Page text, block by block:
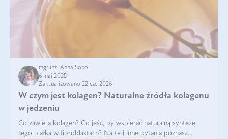
mgr inż. Anna Sobol
6 maj 2025
Zaktualizowano 22 cze 2026
W czym jest kolagen? Naturalne źródła kolagenu
w jedzeniu
Co zawiera kolagen? Co jeść, by wspierać naturalną syntezę
tego białka w fibroblastach? Na te i inne pytania poznasz